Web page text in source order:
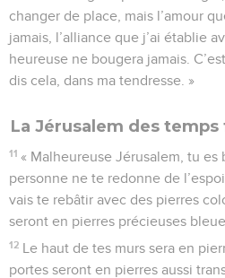
changer de place, mais l’amour
jamais, l’alliance que j’ai établie
heureuse ne bougera jamais.
dis cela, dans ma tendresse. »
La Jérusalem des
11 « Malheureuse Jérusalem, tu
personne ne te redonne de
vais te rebâtir avec des pierres
seront en pierres précieuses
12 Le haut de tes murs sera en
portes seront en pierres aussi